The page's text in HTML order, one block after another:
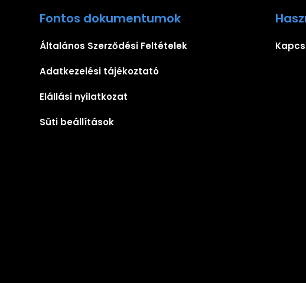
Fontos dokumentumok
Általános Szerződési Feltételek
Adatkezelési tájékoztató
Elállási nyilatkozat
Süti beállítások